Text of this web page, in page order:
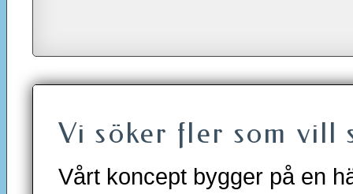
Vi söker fler som vill
Vårt koncept bygger på en